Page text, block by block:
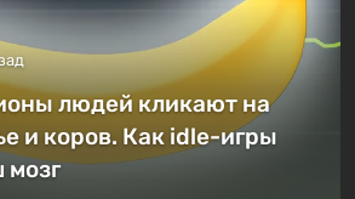
людей кликают на
и коров. Как idle-игры
мозг